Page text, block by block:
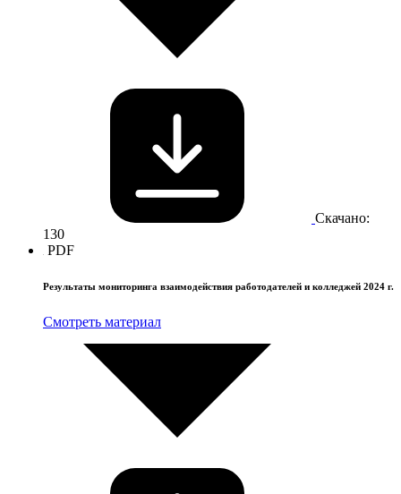
Скачано:
130
PDF
Результаты мониторинга взаимодействия работодателей и колледжей 2024 г.
Смотреть материал